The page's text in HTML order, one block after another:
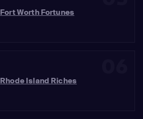
Fort Worth Fortunes
Rhode Island Riches